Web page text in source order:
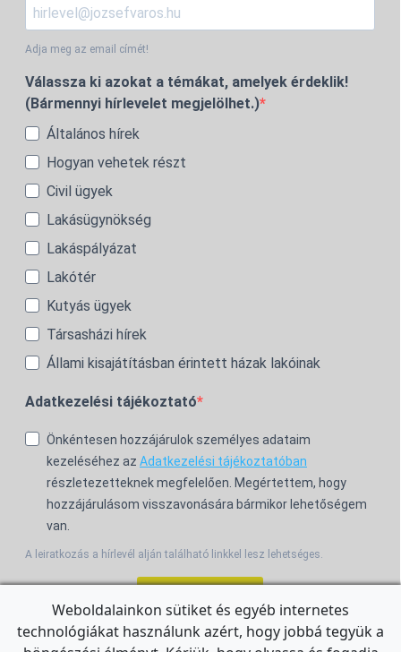
Adja meg az email címét!
Válassza ki azokat a témákat, amelyek érdeklik!
(Bármennyi hírlevelet megjelölhet.)
Általános hírek
Hogyan vehetek részt
Civil ügyek
Lakásügynökség
Lakáspályázat
Lakótér
Kutyás ügyek
Társasházi hírek
Állami kisajátításban érintett házak lakóinak
Adatkezelési tájékoztató
Önkéntesen hozzájárulok személyes adataim
kezeléséhez az Adatkezelési tájékoztatóban
részletezetteknek megfelelően. Megértettem, hogy
hozzájárulásom visszavonására bármikor lehetőségem
van.
A leiratkozás a hírlevél alján található linkkel lesz lehetséges.
For the English Newsletter, clickHERE.
Weboldalainkon sütiket és egyéb internetes
technológiákat használunk azért, hogy jobbá tegyük a